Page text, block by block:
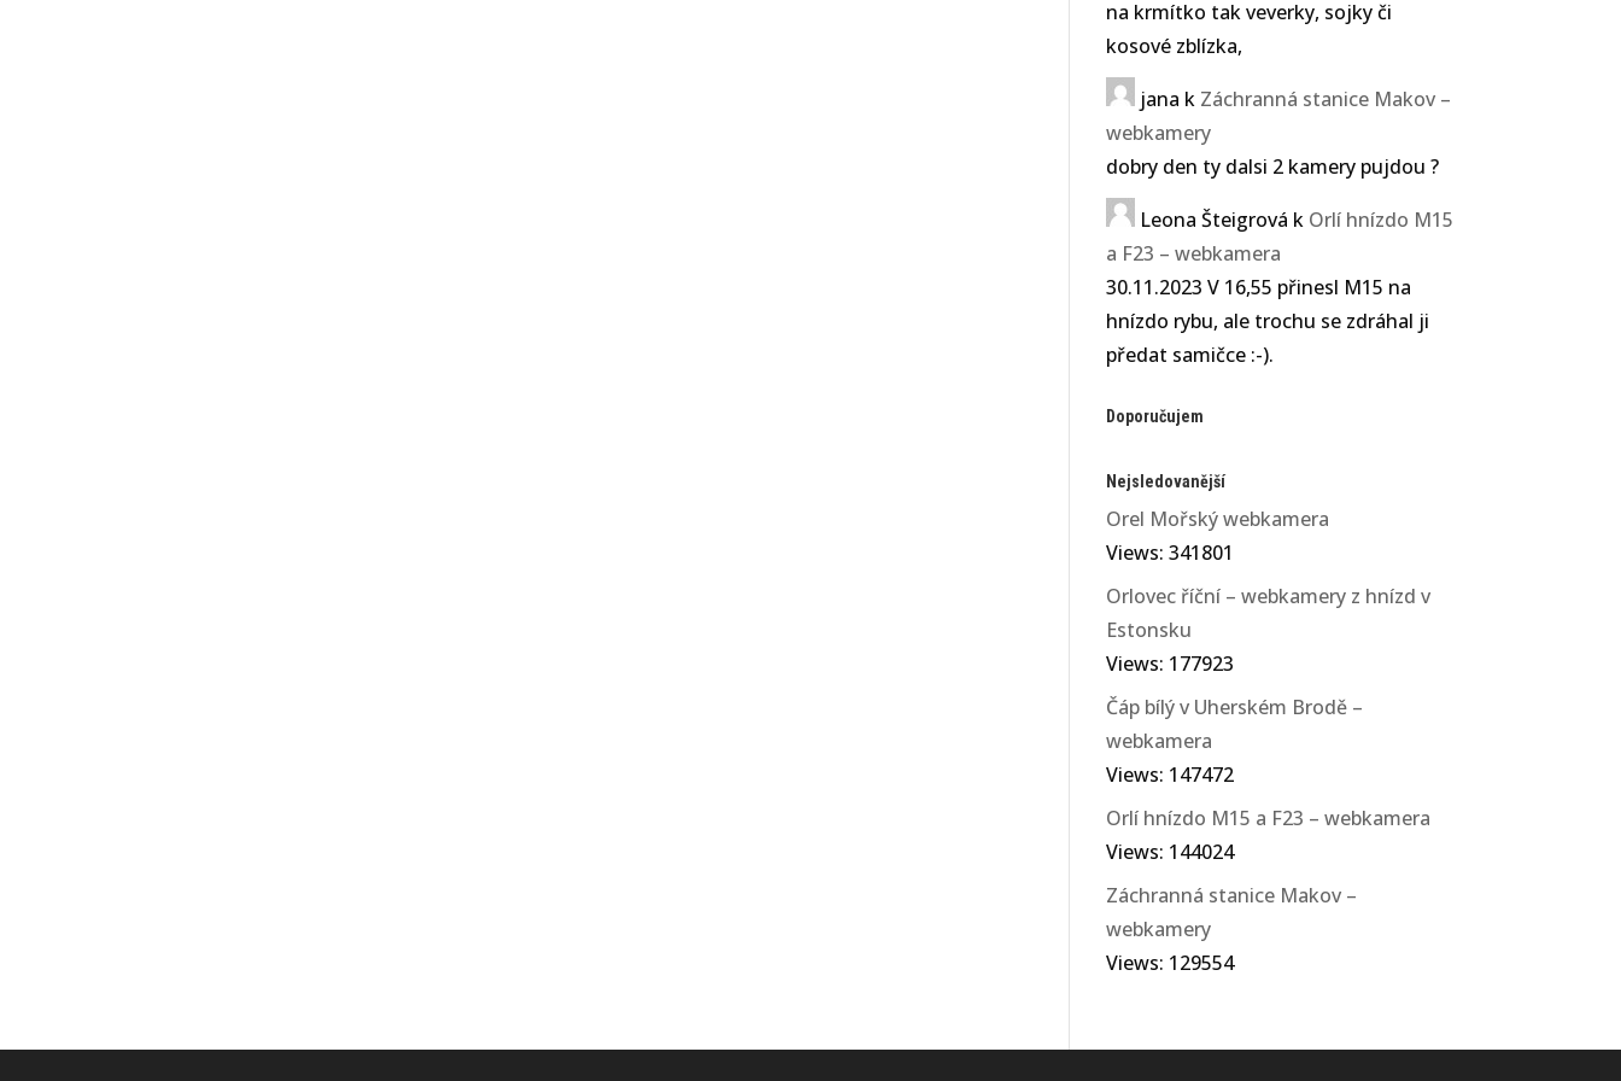
na krmítko tak veverky, sojky či
kosové zblízka,
jana k Záchranná stanice Makov –
webkamery
dobry den ty dalsi 2 kamery pujdou ?
Leona Šteigrová k Orlí hnízdo M15
a F23 – webkamera
30.11.2023 V 16,55 přinesl M15 na
hnízdo rybu, ale trochu se zdráhal ji
předat samičce :-).
Doporučujem
Nejsledovanější
Orel Mořský webkamera
Views: 341801
Orlovec říční – webkamery z hnízd v
Estonsku
Views: 177923
Čáp bílý v Uherském Brodě –
webkamera
Views: 147472
Orlí hnízdo M15 a F23 – webkamera
Views: 144024
Záchranná stanice Makov –
webkamery
Views: 129554